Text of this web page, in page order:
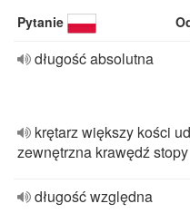
Pytanie
długość absolutna
krętarz większy kości
zewnętrzna krawędź stopy
długość względna